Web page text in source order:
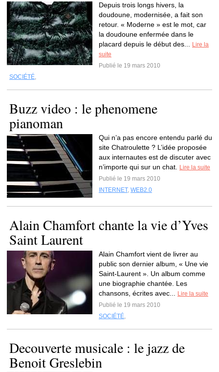
Depuis trois longs hivers, la
doudoune, modernisée, a fait son
retour. « Moderne » est le mot, car
la doudoune enfermée dans le
placard depuis le début des...
Lire la
suite
Publié le 19 mars 2010
SOCIÉTÉ,
Buzz video : le phenomene
pianoman
Qui n’a pas encore entendu parlé du
site Chatroulette ? L’idée proposée
aux internautes est de discuter avec
n’importe qui sur un chat.
Lire la suite
Publié le 19 mars 2010
INTERNET, WEB2.0
Alain Chamfort chante la vie d’Yves
Saint Laurent
Alain Chamfort vient de livrer au
public son dernier album, « Une vie
Saint-Laurent ». Un album comme
une biographie chantée. Les
chansons, écrites avec...
Lire la suite
Publié le 19 mars 2010
SOCIÉTÉ,
Decouverte musicale : le jazz de
Benoit Greslebin